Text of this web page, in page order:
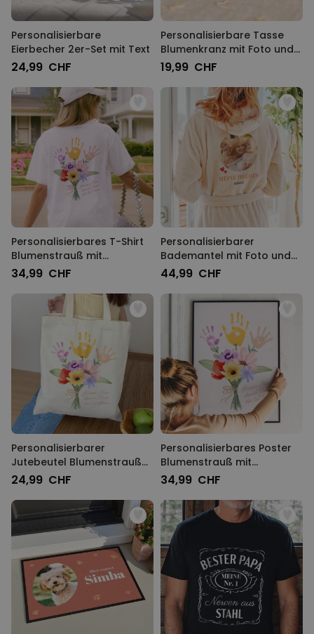
Personalisierbare
Eierbecher 2er-Set mit Text
24,99 CHF
Personalisierbare Tasse
Blumenkranz mit Foto und
Text
19,99 CHF
Personalisierbares T-Shirt
Blumenstrauß mit
Handabdruck
34,99 CHF
Personalisierbarer
Bademantel mit Foto und
Namen
44,99 CHF
Personalisierbarer
Jutebeutel Blumenstrauß
mit Handabdruck
24,99 CHF
Personalisierbares Poster
Blumenstrauß mit
Handabdruck
34,99 CHF